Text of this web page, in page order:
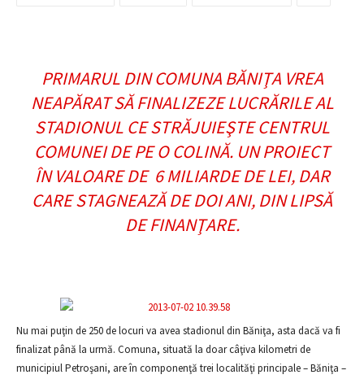
PRIMARUL DIN COMUNA BĂNIŢA VREA
NEAPĂRAT SĂ FINALIZEZE LUCRĂRILE AL
STADIONUL CE STRĂJUIEŞTE CENTRUL
COMUNEI DE PE O COLINĂ. UN PROIECT
ÎN VALOARE DE 6 MILIARDE DE LEI, DAR
CARE STAGNEAZĂ DE DOI ANI, DIN LIPSĂ
DE FINANŢARE.
Nu mai puţin de 250 de locuri va avea stadionul din Băniţa, asta dacă va fi
finalizat până la urmă. Comuna, situată la doar câţiva kilometri de
municipiul Petroşani, are în componenţă trei localităţi principale – Băniţa –